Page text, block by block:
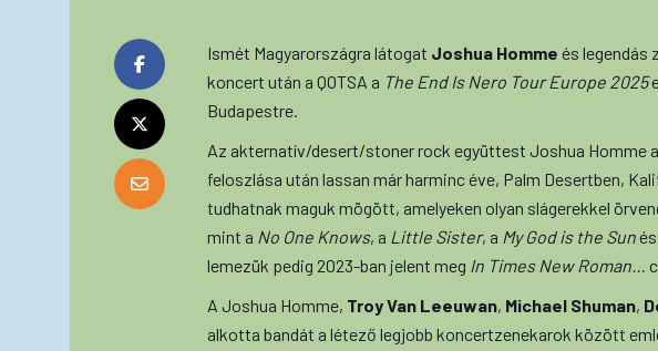
Ismét Magyarországra látogat Joshua Homme és legendás
koncert után a QOTSA a The End Is Nero Tour Europe 2025
Budapestre.
Az akternatív/desert/stoner rock együttest Joshua Homme
feloszlása után lassan már harminc éve, Palm Desertben,
tudhatnak maguk mögött, amelyeken olyan slágerekkel
mint a No One Knows, a Little Sister, a My God is the Sun
lemezük pedig 2023-ban jelent meg In Times New Roman…
A Joshua Homme, Troy Van Leeuwan, Michael Shuman,
alkotta bandát a létező legjobb koncertzenekarok között